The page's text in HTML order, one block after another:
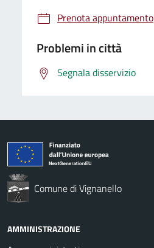
Prenota appuntamento
Problemi in città
Segnala disservizio
Comune di Vignanello
AMMINISTRAZIONE